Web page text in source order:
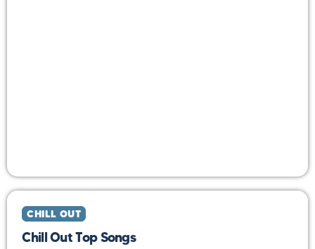
CHILL OUT
Chill Out Top Songs